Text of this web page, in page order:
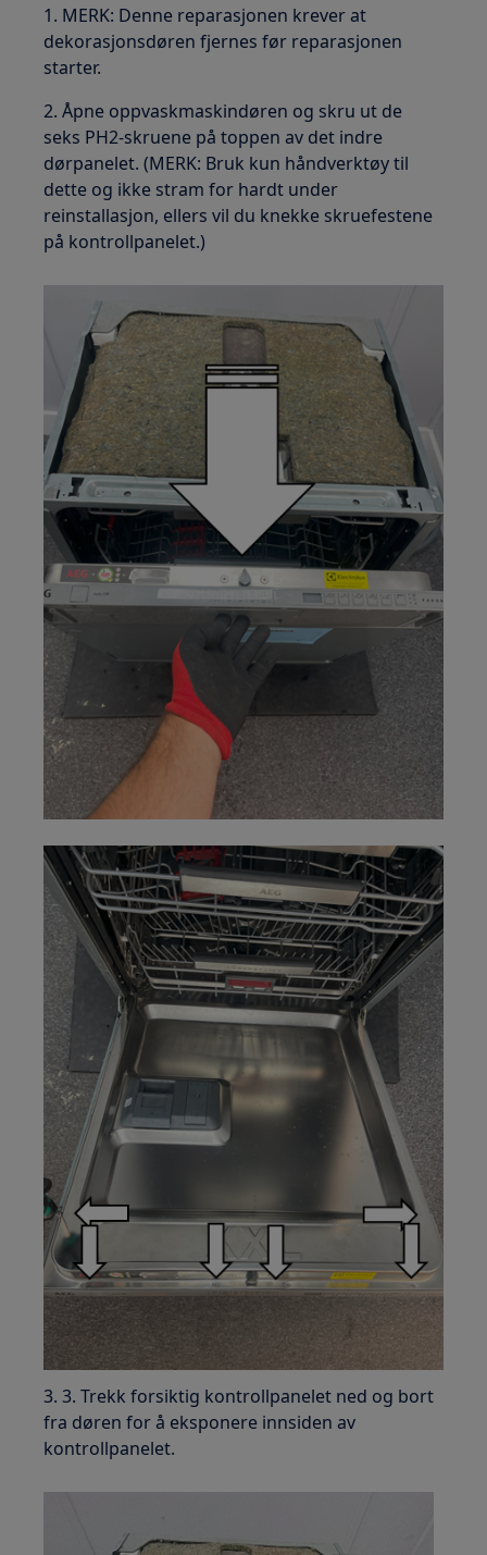
1. MERK: Denne reparasjonen krever at
dekorasjonsdøren fjernes før reparasjonen
starter.
2. Åpne oppvaskmaskindøren og skru ut de
seks PH2-skruene på toppen av det indre
dørpanelet. (MERK: Bruk kun håndverktøy til
dette og ikke stram for hardt under
reinstallasjon, ellers vil du knekke skruefestene
på kontrollpanelet.)
3. 3. Trekk forsiktig kontrollpanelet ned og bort
fra døren for å eksponere innsiden av
kontrollpanelet.